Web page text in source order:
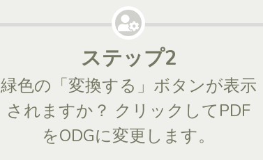
ステップ2
緑色の「変換する」ボタンが表示
されますか？ クリックしてPDF
をODGに変更します。